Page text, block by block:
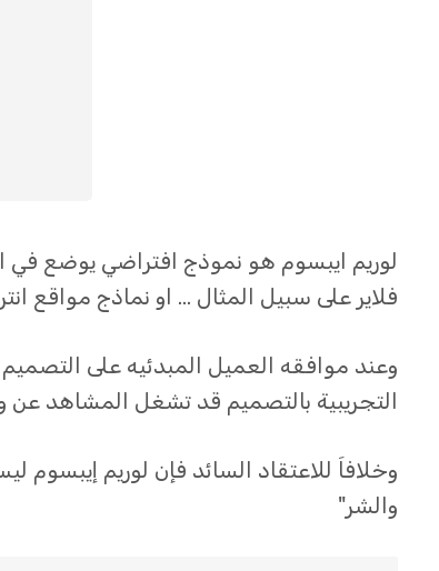
لوريم ايبسوم هو نموذج افتراضي يوضع
فلاير على سبيل المثال … او نماذج مواقع
وعند موافقه العميل المبدئيه على
التجريبية بالتصميم قد تشغل المشاهد عن
وخلافاَ للاعتقاد السائد فإن لوريم
والشر"